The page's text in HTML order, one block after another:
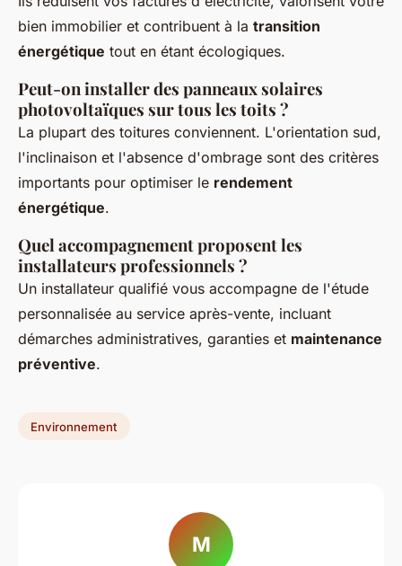
bien immobilier et contribuent à la transition
énergétique tout en étant écologiques.
Peut-on installer des panneaux solaires
photovoltaïques sur tous les toits ?
La plupart des toitures conviennent. L'orientation sud,
l'inclinaison et l'absence d'ombrage sont des critères
importants pour optimiser le rendement
énergétique.
Quel accompagnement proposent les
installateurs professionnels ?
Un installateur qualifié vous accompagne de l'étude
personnalisée au service après-vente, incluant
démarches administratives, garanties et maintenance
préventive.
Environnement
M